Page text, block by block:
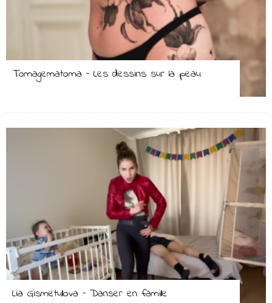
Tomagematoma – Les dessins sur la peau
Lia Gismetullova – Danser en famille